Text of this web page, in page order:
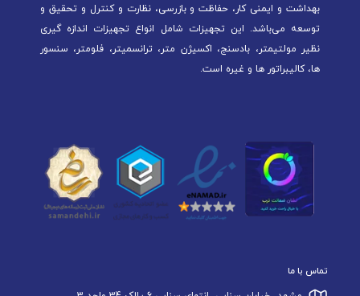
بهداشت و ایمنی کار، حفاظت و بازرسی، نظارت و کنترل و تحقیق و
توسعه می‌باشد. این تجهیزات شامل انواع تجهیزات اندازه گیری
نظیر مولتیمتر، بادسنج، اکسیژن متر، ترانسمیتر، فلومتر، سنسور
ها، کالیبراتور ها و غیره است.
تماس با ما